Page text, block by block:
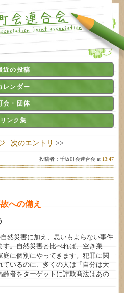
近の投稿
レンダー
会・団体
リンク集
| 次のエントリ >>
投稿者：千坂町会連合会 at 13:47
への備え
然災害に加え、思いもよらない事件
。自然災害と比べれば、空き巣
に個別にやってきます。犯罪に関
いるのに、多くの人は「自分は大
者をターゲットに詐欺商法はあの